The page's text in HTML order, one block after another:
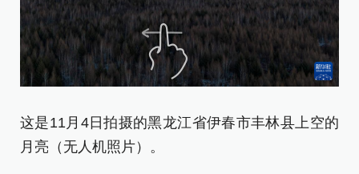
这是11月4日拍摄的黑龙江省伊春市丰林县上空的
月亮（无人机照片）。